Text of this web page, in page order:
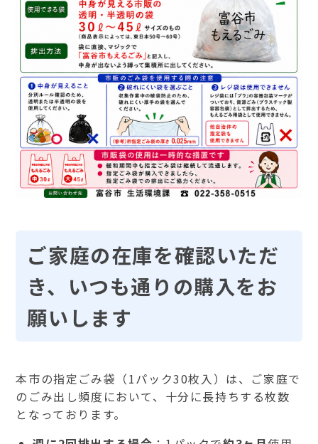
ご家庭の在庫を確認いただ
き、いつも通りの購入をお
願いします
本市の指定ごみ袋（1パック30枚入）は、ご家庭で
のごみ出し頻度において、十分に長持ちする枚数
となっております。